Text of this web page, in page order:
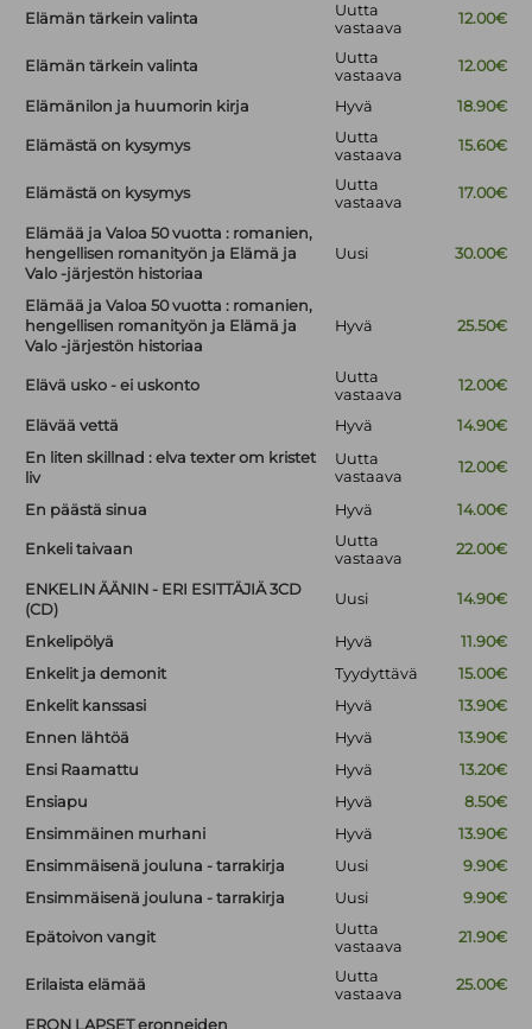
Elämän tärkein valinta
Uutta
vastaava
12.00€
Elämän tärkein valinta
Uutta
vastaava
12.00€
Elämänilon ja huumorin kirja Hyvä 18.90€
Elämästä on kysymys
Uutta
vastaava
15.60€
Elämästä on kysymys
Uutta
vastaava
17.00€
Elämää ja Valoa 50 vuotta : romanien,
hengellisen romanityön ja Elämä ja
Valo -järjestön historiaa
Uusi 30.00€
Elämää ja Valoa 50 vuotta : romanien,
hengellisen romanityön ja Elämä ja
Valo -järjestön historiaa
Hyvä 25.50€
Elävä usko - ei uskonto
Uutta
vastaava
12.00€
Elävää vettä Hyvä
14.90€
En liten skillnad : elva texter om kristet
liv
Uutta
vastaava
12.00€
En päästä sinua Hyvä 14.00€
Enkeli taivaan
Uutta
vastaava
22.00€
ENKELIN ÄÄNIN - ERI ESITTÄJIÄ 3CD
(CD)
Uusi 14.90€
Enkelipölyä Hyvä
11.90€
Enkelit ja demonit
Tyydyttävä
15.00€
Enkelit kanssasi
Hyvä
13.90€
Ennen lähtöä
Hyvä
13.90€
Ensi Raamattu
Hyvä
13.20€
Ensiapu
Hyvä
8.50€
Ensimmäinen murhani
Hyvä
13.90€
Ensimmäisenä jouluna - tarrakirja
Uusi
9.90€
Ensimmäisenä jouluna - tarrakirja
Uusi 9.90€
Epätoivon vangit
Uutta
vastaava
21.90€
Erilaista elämää
Uutta
vastaava
25.00€
ERON LAPSET eronneiden